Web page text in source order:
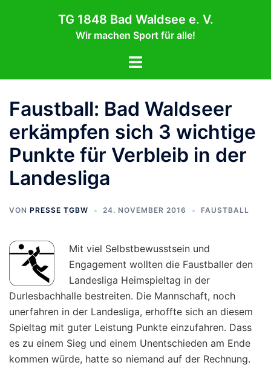
TG 1848 Bad Waldsee e. V.
Wir machen Sport für alle!
Menü
Faustball: Bad Waldseer
erkämpfen sich 3 wichtige
Punkte für Verbleib in der
Landesliga
VON PRESSE TGBW 24. NOVEMBER 2016 FAUSTBALL
Mit viel Selbstbewusstsein und
Engagement wollten die Faustballer den
Landesliga Heimspieltag in der
Durlesbachhalle bestreiten. Die Mannschaft, noch
unerfahren in der Landesliga, erhoffte sich an diesem
Spieltag mit guter Leistung Punkte einzufahren. Dass
es zu einem Sieg und einem Unentschieden am Ende
kommen würde, hatte so niemand auf der Rechnung.